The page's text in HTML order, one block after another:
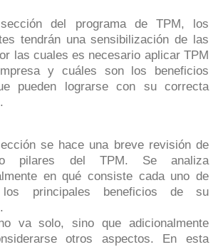
del programa de TPM, los
tendrán una sensibilización de las
las cuales es necesario aplicar TPM
y cuáles son los beneficios
pueden lograrse con su correcta
se hace una breve revisión de
pilares del TPM. Se analiza
en qué consiste cada uno de
principales beneficios de su
va solo, sino que adicionalmente
otros aspectos. En esta